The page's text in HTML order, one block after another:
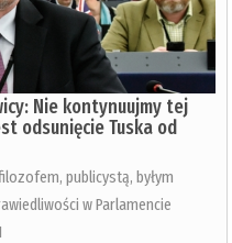
Nie kontynuujmy tej
odsunięcie Tuska od
filozofem, publicystą, byłym
w Parlamencie